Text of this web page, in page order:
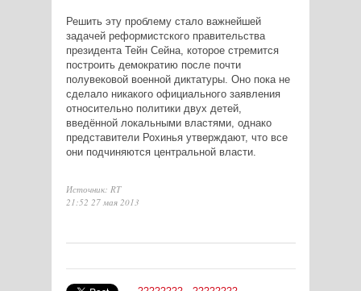
Решить эту проблему стало важнейшей
задачей реформистского правительства
президента Тейн Сейна, которое стремится
построить демократию после почти
полувековой военной диктатуры. Оно пока не
сделало никакого официального заявления
относительно политики двух детей,
введённой локальными властями, однако
представители Рохинья утверждают, что все
они подчиняются центральной власти.
Источник: RT
21:52 27 мая 2013